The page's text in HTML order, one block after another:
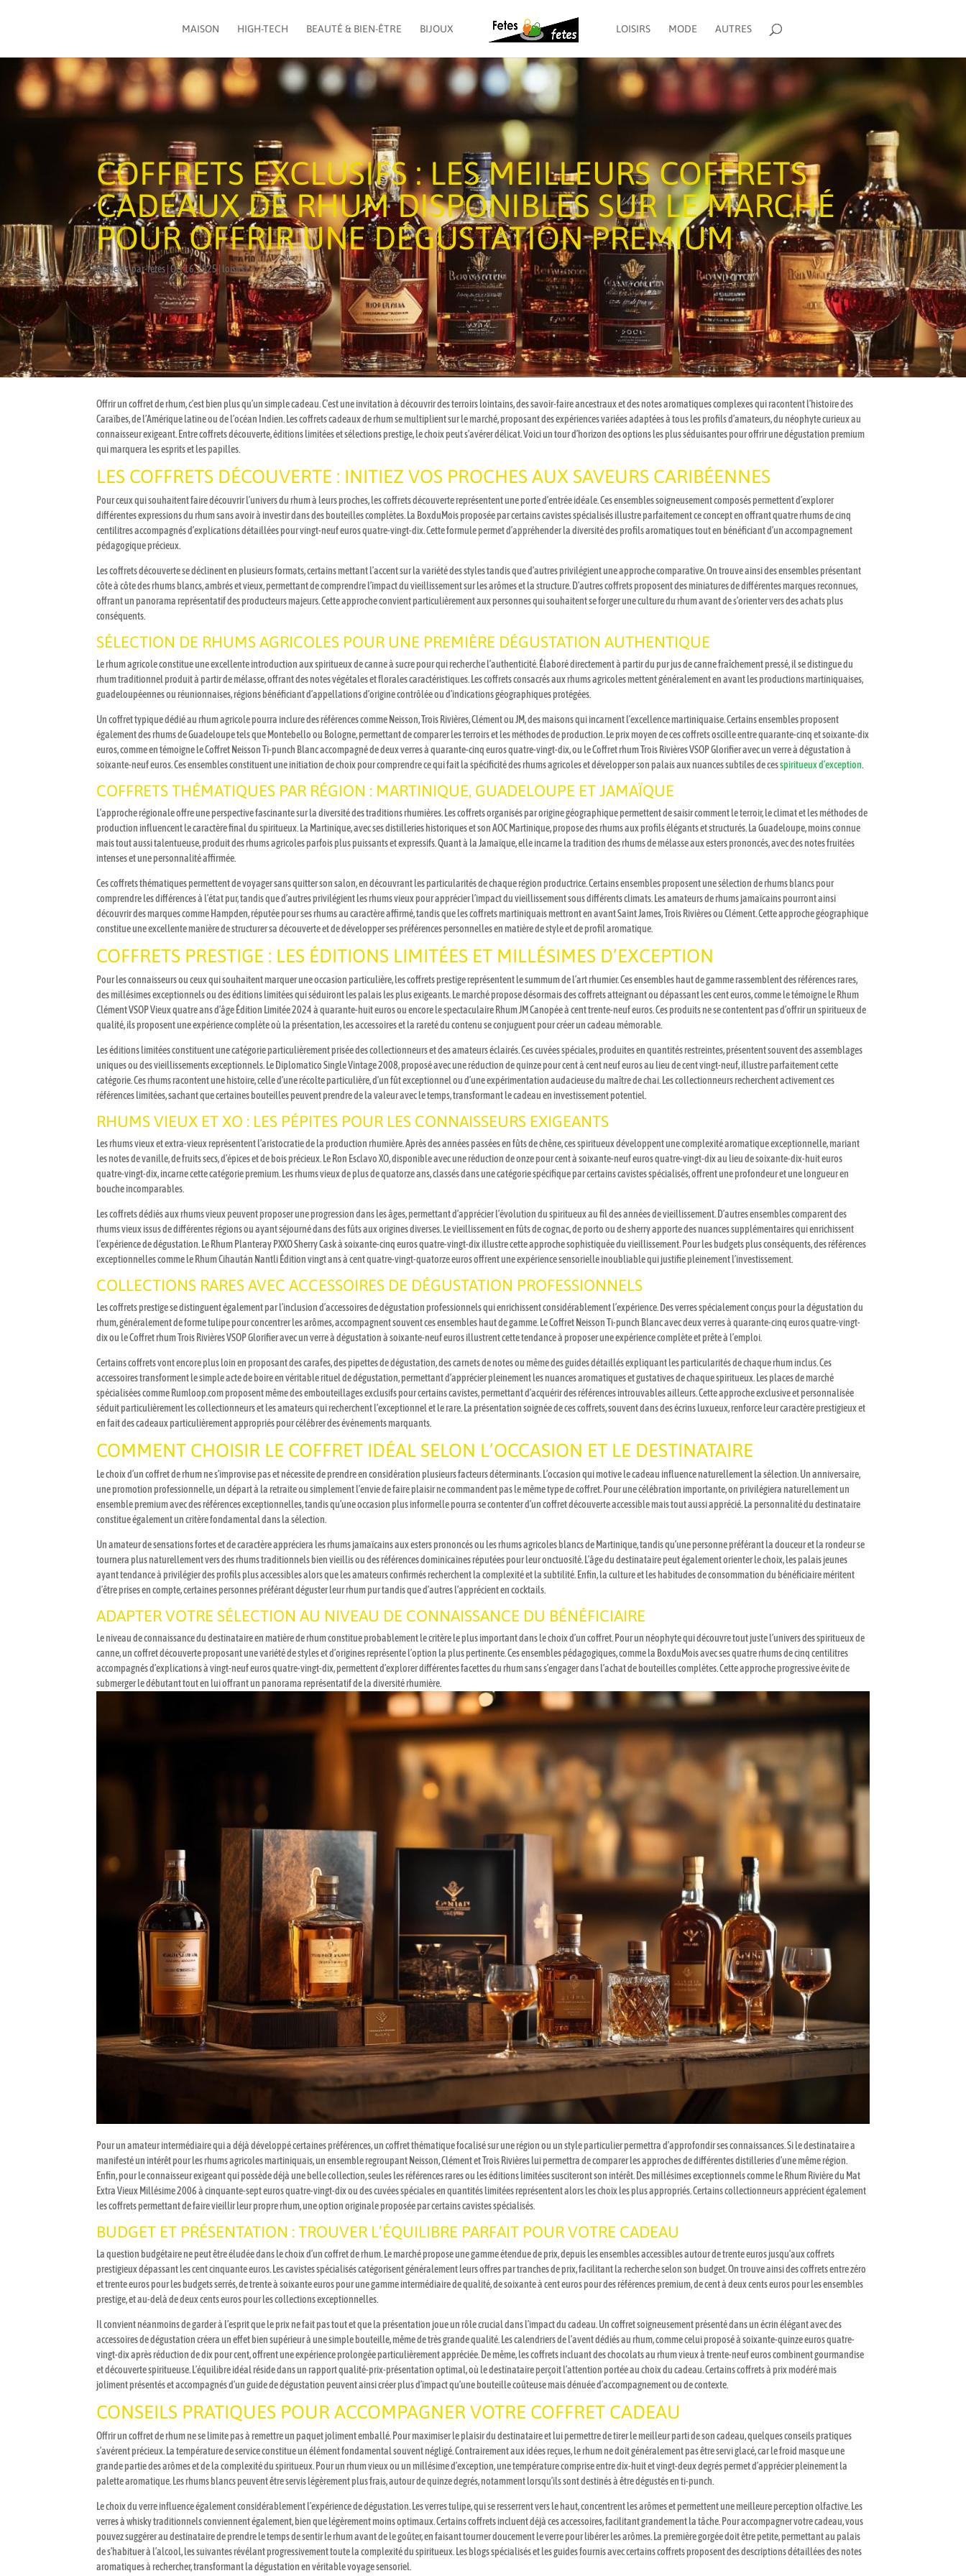
MAISON HIGH-TECH BEAUTÉ & BIEN-ÊTRE BIJOUX LOISIRS MODE AUTRES
COFFRETS EXCLUSIFS : LES MEILLEURS COFFRETS
CADEAUX DE RHUM DISPONIBLES SUR LE MARCHÉ
POUR OFFRIR UNE DÉGUSTATION PREMIUM
parfetes-par-fetes Oct 16, 2025 loisirs
Offrir un coffret de rhum, c’est bien plus qu’un simple cadeau. C’est une invitation à découvrir des terroirs lointains, des savoir-faire ancestraux et des notes aromatiques complexes qui racontent l’histoire des
Caraïbes, de l’Amérique latine ou de l’océan Indien. Les coffrets cadeaux de rhum se multiplient sur le marché, proposant des expériences variées adaptées à tous les profils d’amateurs, du néophyte curieux au
connaisseur exigeant. Entre coffrets découverte, éditions limitées et sélections prestige, le choix peut s’avérer délicat. Voici un tour d’horizon des options les plus séduisantes pour offrir une dégustation premium
qui marquera les esprits et les papilles.
LES COFFRETS DÉCOUVERTE : INITIEZ VOS PROCHES AUX SAVEURS CARIBÉENNES
Pour ceux qui souhaitent faire découvrir l’univers du rhum à leurs proches, les coffrets découverte représentent une porte d’entrée idéale. Ces ensembles soigneusement composés permettent d’explorer
différentes expressions du rhum sans avoir à investir dans des bouteilles complètes. La BoxduMois proposée par certains cavistes spécialisés illustre parfaitement ce concept en offrant quatre rhums de cinq
centilitres accompagnés d’explications détaillées pour vingt-neuf euros quatre-vingt-dix. Cette formule permet d’appréhender la diversité des profils aromatiques tout en bénéficiant d’un accompagnement
pédagogique précieux.
Les coffrets découverte se déclinent en plusieurs formats, certains mettant l’accent sur la variété des styles tandis que d’autres privilégient une approche comparative. On trouve ainsi des ensembles présentant
côte à côte des rhums blancs, ambrés et vieux, permettant de comprendre l’impact du vieillissement sur les arômes et la structure. D’autres coffrets proposent des miniatures de différentes marques reconnues,
offrant un panorama représentatif des producteurs majeurs. Cette approche convient particulièrement aux personnes qui souhaitent se forger une culture du rhum avant de s’orienter vers des achats plus
conséquents.
SÉLECTION DE RHUMS AGRICOLES POUR UNE PREMIÈRE DÉGUSTATION AUTHENTIQUE
Le rhum agricole constitue une excellente introduction aux spiritueux de canne à sucre pour qui recherche l’authenticité. Élaboré directement à partir du pur jus de canne fraîchement pressé, il se distingue du
rhum traditionnel produit à partir de mélasse, offrant des notes végétales et florales caractéristiques. Les coffrets consacrés aux rhums agricoles mettent généralement en avant les productions martiniquaises,
guadeloupéennes ou réunionnaises, régions bénéficiant d’appellations d’origine contrôlée ou d’indications géographiques protégées.
Un coffret typique dédié au rhum agricole pourra inclure des références comme Neisson, Trois Rivières, Clément ou JM, des maisons qui incarnent l’excellence martiniquaise. Certains ensembles proposent
également des rhums de Guadeloupe tels que Montebello ou Bologne, permettant de comparer les terroirs et les méthodes de production. Le prix moyen de ces coffrets oscille entre quarante-cinq et soixante-dix
euros, comme en témoigne le Coffret Neisson Ti-punch Blanc accompagné de deux verres à quarante-cinq euros quatre-vingt-dix, ou le Coffret rhum Trois Rivières VSOP Glorifier avec un verre à dégustation à
soixante-neuf euros. Ces ensembles constituent une initiation de choix pour comprendre ce qui fait la spécificité des rhums agricoles et développer son palais aux nuances subtiles de cesspiritueux d’exception.
COFFRETS THÉMATIQUES PAR RÉGION : MARTINIQUE, GUADELOUPE ET JAMAÏQUE
L’approche régionale offre une perspective fascinante sur la diversité des traditions rhumières. Les coffrets organisés par origine géographique permettent de saisir comment le terroir, le climat et les méthodes de
production influencent le caractère final du spiritueux. La Martinique, avec ses distilleries historiques et son AOC Martinique, propose des rhums aux profils élégants et structurés. La Guadeloupe, moins connue
mais tout aussi talentueuse, produit des rhums agricoles parfois plus puissants et expressifs. Quant à la Jamaïque, elle incarne la tradition des rhums de mélasse aux esters prononcés, avec des notes fruitées
intenses et une personnalité affirmée.
Ces coffrets thématiques permettent de voyager sans quitter son salon, en découvrant les particularités de chaque région productrice. Certains ensembles proposent une sélection de rhums blancs pour
comprendre les différences à l’état pur, tandis que d’autres privilégient les rhums vieux pour apprécier l’impact du vieillissement sous différents climats. Les amateurs de rhums jamaïcains pourront ainsi
découvrir des marques comme Hampden, réputée pour ses rhums au caractère affirmé, tandis que les coffrets martiniquais mettront en avant Saint James, Trois Rivières ou Clément. Cette approche géographique
constitue une excellente manière de structurer sa découverte et de développer ses préférences personnelles en matière de style et de profil aromatique.
COFFRETS PRESTIGE : LES ÉDITIONS LIMITÉES ET MILLÉSIMES D’EXCEPTION
Pour les connaisseurs ou ceux qui souhaitent marquer une occasion particulière, les coffrets prestige représentent le summum de l’art rhumier. Ces ensembles haut de gamme rassemblent des références rares,
des millésimes exceptionnels ou des éditions limitées qui séduiront les palais les plus exigeants. Le marché propose désormais des coffrets atteignant ou dépassant les cent euros, comme le témoigne le Rhum
Clément VSOP Vieux quatre ans d’âge Édition Limitée 2024 à quarante-huit euros ou encore le spectaculaire Rhum JM Canopée à cent trente-neuf euros. Ces produits ne se contentent pas d’offrir un spiritueux de
qualité, ils proposent une expérience complète où la présentation, les accessoires et la rareté du contenu se conjuguent pour créer un cadeau mémorable.
Les éditions limitées constituent une catégorie particulièrement prisée des collectionneurs et des amateurs éclairés. Ces cuvées spéciales, produites en quantités restreintes, présentent souvent des assemblages
uniques ou des vieillissements exceptionnels. Le Diplomatico Single Vintage 2008, proposé avec une réduction de quinze pour cent à cent neuf euros au lieu de cent vingt-neuf, illustre parfaitement cette
catégorie. Ces rhums racontent une histoire, celle d’une récolte particulière, d’un fût exceptionnel ou d’une expérimentation audacieuse du maître de chai. Les collectionneurs recherchent activement ces
références limitées, sachant que certaines bouteilles peuvent prendre de la valeur avec le temps, transformant le cadeau en investissement potentiel.
RHUMS VIEUX ET XO : LES PÉPITES POUR LES CONNAISSEURS EXIGEANTS
Les rhums vieux et extra-vieux représentent l’aristocratie de la production rhumière. Après des années passées en fûts de chêne, ces spiritueux développent une complexité aromatique exceptionnelle, mariant
les notes de vanille, de fruits secs, d’épices et de bois précieux. Le Ron Esclavo XO, disponible avec une réduction de onze pour cent à soixante-neuf euros quatre-vingt-dix au lieu de soixante-dix-huit euros
quatre-vingt-dix, incarne cette catégorie premium. Les rhums vieux de plus de quatorze ans, classés dans une catégorie spécifique par certains cavistes spécialisés, offrent une profondeur et une longueur en
bouche incomparables.
Les coffrets dédiés aux rhums vieux peuvent proposer une progression dans les âges, permettant d’apprécier l’évolution du spiritueux au fil des années de vieillissement. D’autres ensembles comparent des
rhums vieux issus de différentes régions ou ayant séjourné dans des fûts aux origines diverses. Le vieillissement en fûts de cognac, de porto ou de sherry apporte des nuances supplémentaires qui enrichissent
l’expérience de dégustation. Le Rhum Planteray PXXO Sherry Cask à soixante-cinq euros quatre-vingt-dix illustre cette approche sophistiquée du vieillissement. Pour les budgets plus conséquents, des références
exceptionnelles comme le Rhum Cihaután Nantli Édition vingt ans à cent quatre-vingt-quatorze euros offrent une expérience sensorielle inoubliable qui justifie pleinement l’investissement.
COLLECTIONS RARES AVEC ACCESSOIRES DE DÉGUSTATION PROFESSIONNELS
Les coffrets prestige se distinguent également par l’inclusion d’accessoires de dégustation professionnels qui enrichissent considérablement l’expérience. Des verres spécialement conçus pour la dégustation du
rhum, généralement de forme tulipe pour concentrer les arômes, accompagnent souvent ces ensembles haut de gamme. Le Coffret Neisson Ti-punch Blanc avec deux verres à quarante-cinq euros quatre-vingt-
dix ou le Coffret rhum Trois Rivières VSOP Glorifier avec un verre à dégustation à soixante-neuf euros illustrent cette tendance à proposer une expérience complète et prête à l’emploi.
Certains coffrets vont encore plus loin en proposant des carafes, des pipettes de dégustation, des carnets de notes ou même des guides détaillés expliquant les particularités de chaque rhum inclus. Ces
accessoires transforment le simple acte de boire en véritable rituel de dégustation, permettant d’apprécier pleinement les nuances aromatiques et gustatives de chaque spiritueux. Les places de marché
spécialisées comme Rumloop.com proposent même des embouteillages exclusifs pour certains cavistes, permettant d’acquérir des références introuvables ailleurs. Cette approche exclusive et personnalisée
séduit particulièrement les collectionneurs et les amateurs qui recherchent l’exceptionnel et le rare. La présentation soignée de ces coffrets, souvent dans des écrins luxueux, renforce leur caractère prestigieux et
en fait des cadeaux particulièrement appropriés pour célébrer des événements marquants.
COMMENT CHOISIR LE COFFRET IDÉAL SELON L’OCCASION ET LE DESTINATAIRE
Le choix d’un coffret de rhum ne s’improvise pas et nécessite de prendre en considération plusieurs facteurs déterminants. L’occasion qui motive le cadeau influence naturellement la sélection. Un anniversaire,
une promotion professionnelle, un départ à la retraite ou simplement l’envie de faire plaisir ne commandent pas le même type de coffret. Pour une célébration importante, on privilégiera naturellement un
ensemble premium avec des références exceptionnelles, tandis qu’une occasion plus informelle pourra se contenter d’un coffret découverte accessible mais tout aussi apprécié. La personnalité du destinataire
constitue également un critère fondamental dans la sélection.
Un amateur de sensations fortes et de caractère appréciera les rhums jamaïcains aux esters prononcés ou les rhums agricoles blancs de Martinique, tandis qu’une personne préférant la douceur et la rondeur se
tournera plus naturellement vers des rhums traditionnels bien vieillis ou des références dominicaines réputées pour leur onctuosité. L’âge du destinataire peut également orienter le choix, les palais jeunes
ayant tendance à privilégier des profils plus accessibles alors que les amateurs confirmés recherchent la complexité et la subtilité. Enfin, la culture et les habitudes de consommation du bénéficiaire méritent
d’être prises en compte, certaines personnes préférant déguster leur rhum pur tandis que d’autres l’apprécient en cocktails.
ADAPTER VOTRE SÉLECTION AU NIVEAU DE CONNAISSANCE DU BÉNÉFICIAIRE
Le niveau de connaissance du destinataire en matière de rhum constitue probablement le critère le plus important dans le choix d’un coffret. Pour un néophyte qui découvre tout juste l’univers des spiritueux de
canne, un coffret découverte proposant une variété de styles et d’origines représente l’option la plus pertinente. Ces ensembles pédagogiques, comme la BoxduMois avec ses quatre rhums de cinq centilitres
accompagnés d’explications à vingt-neuf euros quatre-vingt-dix, permettent d’explorer différentes facettes du rhum sans s’engager dans l’achat de bouteilles complètes. Cette approche progressive évite de
submerger le débutant tout en lui offrant un panorama représentatif de la diversité rhumière.
Pour un amateur intermédiaire qui a déjà développé certaines préférences, un coffret thématique focalisé sur une région ou un style particulier permettra d’approfondir ses connaissances. Si le destinataire a
manifesté un intérêt pour les rhums agricoles martiniquais, un ensemble regroupant Neisson, Clément et Trois Rivières lui permettra de comparer les approches de différentes distilleries d’une même région.
Enfin, pour le connaisseur exigeant qui possède déjà une belle collection, seules les références rares ou les éditions limitées susciteront son intérêt. Des millésimes exceptionnels comme le Rhum Rivière du Mat
Extra Vieux Millésime 2006 à cinquante-sept euros quatre-vingt-dix ou des cuvées spéciales en quantités limitées représentent alors les choix les plus appropriés. Certains collectionneurs apprécient également
les coffrets permettant de faire vieillir leur propre rhum, une option originale proposée par certains cavistes spécialisés.
BUDGET ET PRÉSENTATION : TROUVER L’ÉQUILIBRE PARFAIT POUR VOTRE CADEAU
La question budgétaire ne peut être éludée dans le choix d’un coffret de rhum. Le marché propose une gamme étendue de prix, depuis les ensembles accessibles autour de trente euros jusqu’aux coffrets
prestigieux dépassant les cent cinquante euros. Les cavistes spécialisés catégorisent généralement leurs offres par tranches de prix, facilitant la recherche selon son budget. On trouve ainsi des coffrets entre zéro
et trente euros pour les budgets serrés, de trente à soixante euros pour une gamme intermédiaire de qualité, de soixante à cent euros pour des références premium, de cent à deux cents euros pour les ensembles
prestige, et au-delà de deux cents euros pour les collections exceptionnelles.
Il convient néanmoins de garder à l’esprit que le prix ne fait pas tout et que la présentation joue un rôle crucial dans l’impact du cadeau. Un coffret soigneusement présenté dans un écrin élégant avec des
accessoires de dégustation créera un effet bien supérieur à une simple bouteille, même de très grande qualité. Les calendriers de l’avent dédiés au rhum, comme celui proposé à soixante-quinze euros quatre-
vingt-dix après réduction de dix pour cent, offrent une expérience prolongée particulièrement appréciée. De même, les coffrets incluant des chocolats au rhum vieux à trente-neuf euros combinent gourmandise
et découverte spiritueuse. L’équilibre idéal réside dans un rapport qualité-prix-présentation optimal, où le destinataire perçoit l’attention portée au choix du cadeau. Certains coffrets à prix modéré mais
joliment présentés et accompagnés d’un guide de dégustation peuvent ainsi créer plus d’impact qu’une bouteille coûteuse mais dénuée d’accompagnement ou de contexte.
CONSEILS PRATIQUES POUR ACCOMPAGNER VOTRE COFFRET CADEAU
Offrir un coffret de rhum ne se limite pas à remettre un paquet joliment emballé. Pour maximiser le plaisir du destinataire et lui permettre de tirer le meilleur parti de son cadeau, quelques conseils pratiques
s’avérent précieux. La température de service constitue un élément fondamental souvent négligé. Contrairement aux idées reçues, le rhum ne doit généralement pas être servi glacé, car le froid masque une
grande partie des arômes et de la complexité du spiritueux. Pour un rhum vieux ou un millésime d’exception, une température comprise entre dix-huit et vingt-deux degrés permet d’apprécier pleinement la
palette aromatique. Les rhums blancs peuvent être servis légèrement plus frais, autour de quinze degrés, notamment lorsqu’ils sont destinés à être dégustés en ti-punch.
Le choix du verre influence également considérablement l’expérience de dégustation. Les verres tulipe, qui se resserrent vers le haut, concentrent les arômes et permettent une meilleure perception olfactive. Les
verres à whisky traditionnels conviennent également, bien que légèrement moins optimaux. Certains coffrets incluent déjà ces accessoires, facilitant grandement la tâche. Pour accompagner votre cadeau, vous
pouvez suggérer au destinataire de prendre le temps de sentir le rhum avant de le goûter, en faisant tourner doucement le verre pour libérer les arômes. La première gorgée doit être petite, permettant au palais
de s’habituer à l’alcool, les suivantes révélant progressivement toute la complexité du spiritueux. Les blogs spécialisés et les guides fournis avec certains coffrets proposent des descriptions détaillées des notes
aromatiques à rechercher, transformant la dégustation en véritable voyage sensoriel.